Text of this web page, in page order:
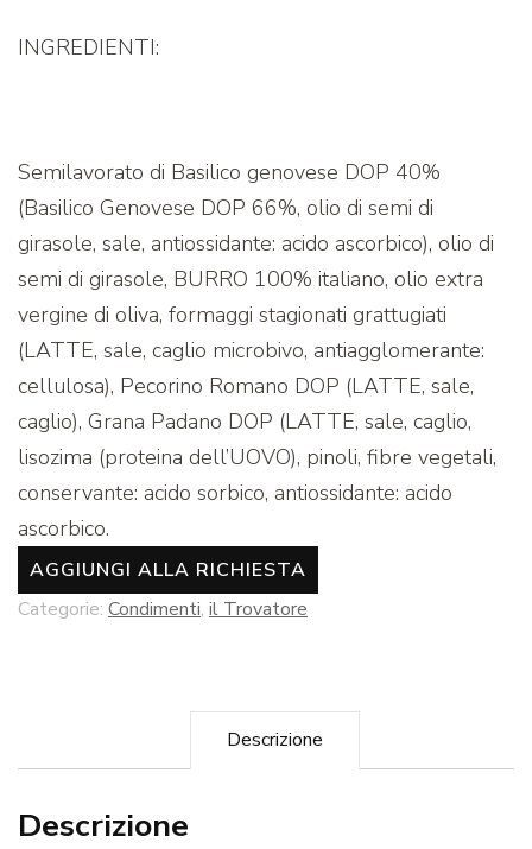
INGREDIENTI:
Semilavorato di Basilico genovese DOP 40%
(Basilico Genovese DOP 66%, olio di semi di
girasole, sale, antiossidante: acido ascorbico), olio di
semi di girasole, BURRO 100% italiano, olio extra
vergine di oliva, formaggi stagionati grattugiati
(LATTE, sale, caglio microbivo, antiagglomerante:
cellulosa), Pecorino Romano DOP (LATTE, sale,
caglio), Grana Padano DOP (LATTE, sale, caglio,
lisozima (proteina dell’UOVO), pinoli, fibre vegetali,
conservante: acido sorbico, antiossidante: acido
ascorbico.
AGGIUNGI ALLA RICHIESTA
Categorie: Condimenti, il Trovatore
Descrizione
Descrizione